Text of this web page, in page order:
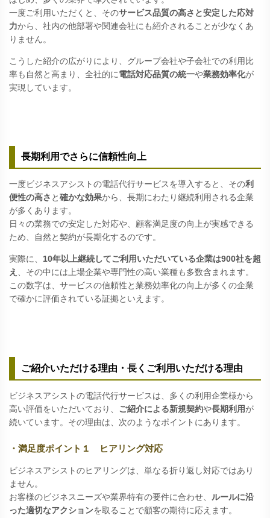
一度ご利用いただくと、そのサービス品質の高さと安定した応対
力から、社内の他部署や関連会社にも紹介されることが少なくあ
りません。
こうした紹介の広がりにより、グループ会社や子会社での利用比
率も自然と高まり、全社的に電話対応品質の統一や業務効率化が
実現しています。
長期利用でさらに信頼性向上
一度ビジネスアシストの電話代行サービスを導入すると、その利
便性の高さ と確かな効果から、長期にわたり継続利用される企業
が多くあります。
日々の業務での安定した対応や、顧客満足度の向上が実感できる
ため、自然と契約が長期化するのです。
実際に、 10年以上継続してご利用いただいている企業は900社を超
え
、その中には上場企業や専門性の高い業種も多数含まれます。
この数字は、サービスの信頼性と業務効率化の向上が多くの企業
で確かに評価されている証拠といえます。
ご紹介いただける理由・長くご利用いただける理由
ビジネスアシストの電話代行サービスは、多くの利用企業様から
高い評価をいただいており、 ご紹介による新規契約や長期利用が
続いています。その理由は、次のようなポイントにあります。
・満足度ポイント１ ヒアリング対応
ビジネスアシストのヒアリングは、単なる折り返し対応ではあり
ません。
お客様のビジネスニーズや業界特有の要件に合わせ、 ルールに沿
った適切なアクションを取ることで顧客の期待に応えます。